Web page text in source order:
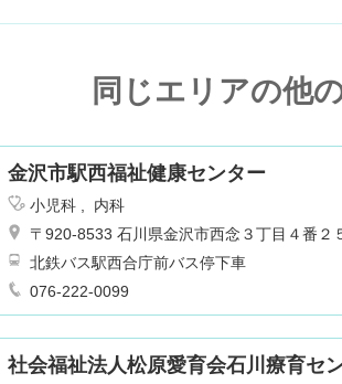
同じエリアの他
金沢市駅西福祉健康センター
小児科
内科
〒920-8533 石川県金沢市西念３丁目４番２
北鉄バス駅西合庁前バス停下車
076-222-0099
社会福祉法人松原愛育会石川療育セ